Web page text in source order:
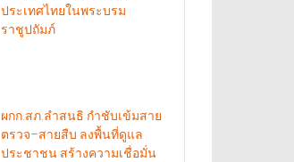
ประเทศไทยในพระบรม
ราชูปถัมภ์
ผกก.สภ.ลำสนธิ กำชับเข้มสาย
ตรวจ–สายสืบ ลงพื้นที่ดูแล
ประชาชน สร้างความเชื่อมั่น